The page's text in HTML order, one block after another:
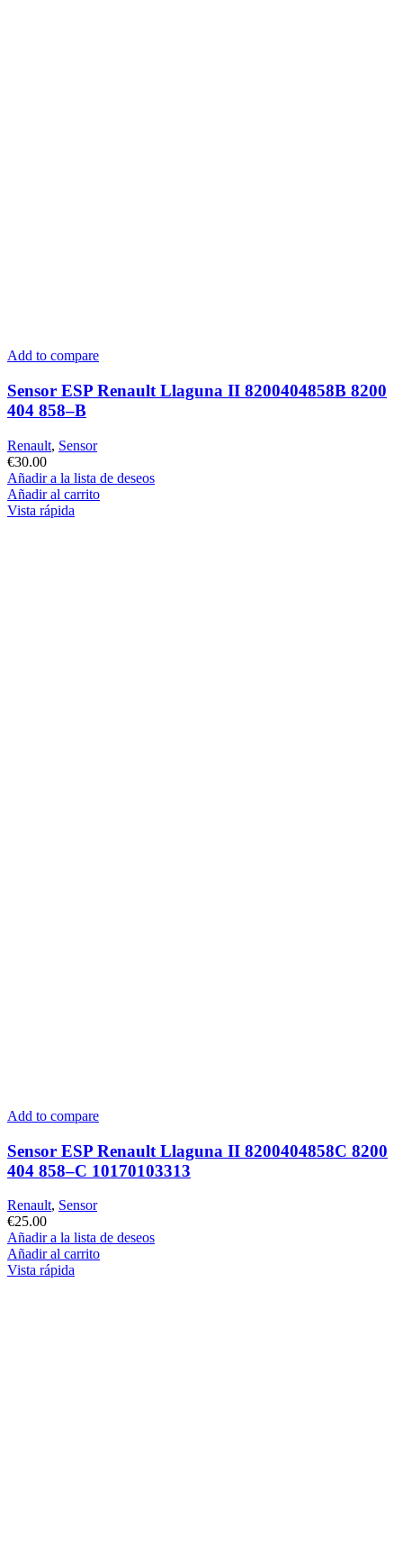
Add to compare
Sensor ESP Renault Llaguna II 8200404858B 8200
404 858–B
Renault, Sensor
€30.00
Añadir a la lista de deseos
Añadir al carrito
Vista rápida
Add to compare
Sensor ESP Renault Llaguna II 8200404858C 8200
404 858–C 10170103313
Renault, Sensor
€25.00
Añadir a la lista de deseos
Añadir al carrito
Vista rápida